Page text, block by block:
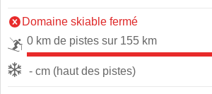
Domaine skiable fermé
0 km de pistes sur 155 km
- cm (haut des pistes)